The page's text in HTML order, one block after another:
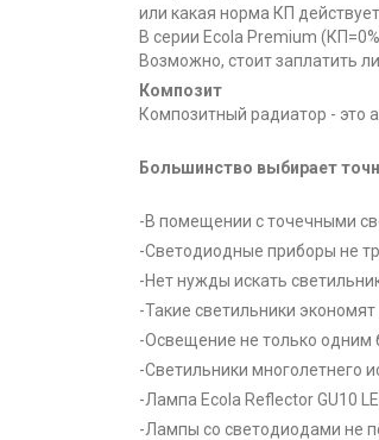
или какая норма КП
В серии Ecola Premium
Возможно, стоит заплатить
Композит
Композитный радиатор - это
Большинство выбирает
-В помещении с точечными
-Светодиодные приборы не
-Нет нужды искать
-Такие светильники
-Освещение не только
-Светильники многолетнего
-Лампа Ecola Reflector GU10
-Лампы со светодиодами не